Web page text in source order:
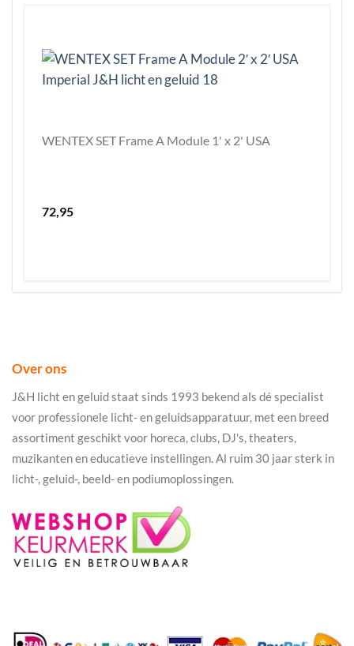
WENTEX SET Frame A Module 1' x 2' USA
72,95
Over ons
J&H licht en geluid staat sinds 1993 bekend als dé specialist
voor professionele licht- en geluidsapparatuur, met een breed
assortiment geschikt voor horeca, clubs, DJ's, theaters,
muzikanten en educatieve instellingen. Al ruim 30 jaar sterk in
licht-, geluid-, beeld- en podiumoplossingen.